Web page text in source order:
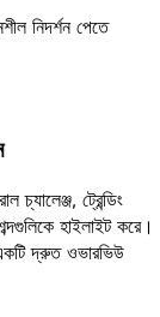
নিদর্শন পেতে
ট্রেন্ডিং
হাইলাইট করে।
দ্রুত ওভারভিউ